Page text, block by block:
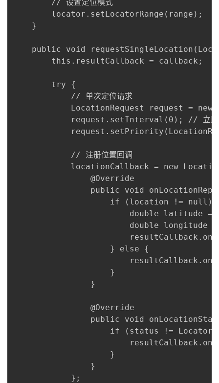
        // 设置定位模式
        locator.setLocatorRange(range);
    }
public void
        this.resultCallback = callback;
        try {
            // 单次定位请求
LocationRequest request = new
request.setInterval(0); // 立即
            // 注册位置回调
locationCallback = new
                @Override
public void
if (location != null)
double latitude =
double longitude
                    } else {
                    }
                }
                @Override
public void
if (status !=
                    }
                }
            };